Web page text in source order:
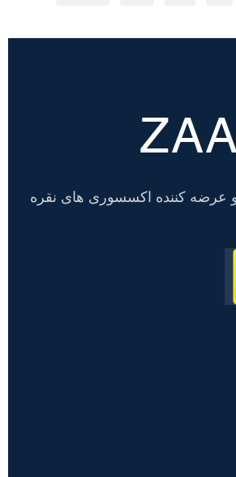
و عرضه کننده اکسسوری های نقره